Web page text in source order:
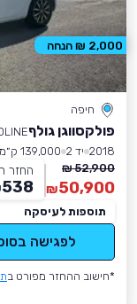
חיפה
פולקסווגן גולף
2018 יד 2
139,000 ק״מ
52,900 ₪
50,900
₪
החזר
538
תוספות לעיסקה
לפגישה
*חישוב ההחזר מפורט ב
2,000 ₪ הנחה